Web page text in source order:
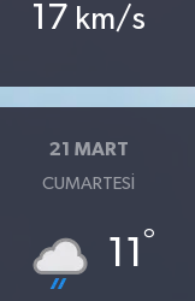
17 km/s
21 MART
CUMARTESI
11 °